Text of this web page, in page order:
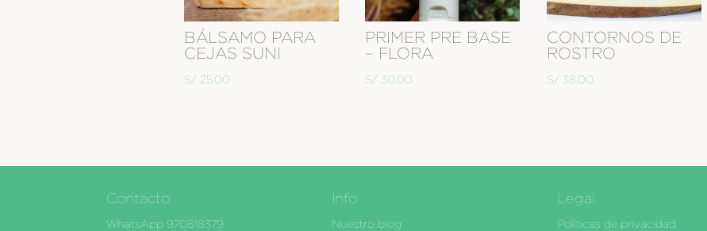
BÁLSAMO PARA
CEJAS SUNI
S/ 25.00
PRIMER PRE BASE
– FLORA
S/ 30.00
CONTORNOS DE
ROSTRO
S/ 38.00
Contacto
WhatsApp 970818379
Info
Nuestro blog
Legal
Políticas de privacidad